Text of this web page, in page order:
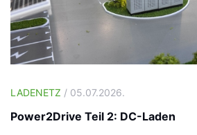
LADENETZ / 05.07.2026.
Power2Drive Teil 2: DC-Laden